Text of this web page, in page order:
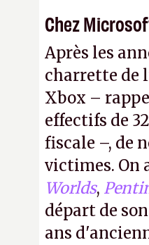
Chez
Après les
charrette de
Xbox –
effectifs de
fiscale –, de
victimes. On
Worlds,
départ de
ans